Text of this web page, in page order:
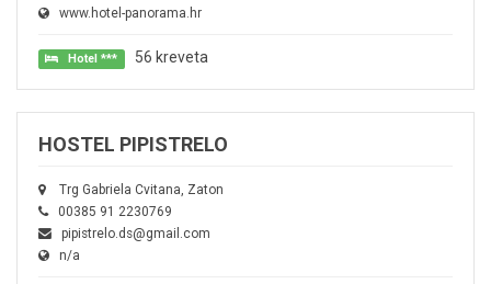
www.hotel-panorama.hr
Hotel *** 56 kreveta
HOSTEL PIPISTRELO
Trg Gabriela Cvitana, Zaton
00385 91 2230769
pipistrelo.ds@gmail.com
n/a